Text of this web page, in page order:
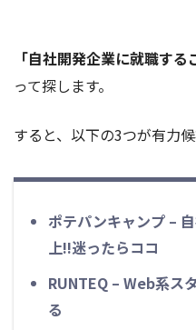
「自社開発企業に就職する
って探します。
すると、以下の3つが有力
ポテパンキャンプ –
上!!迷ったらココ
RUNTEQ – Web系ス
る